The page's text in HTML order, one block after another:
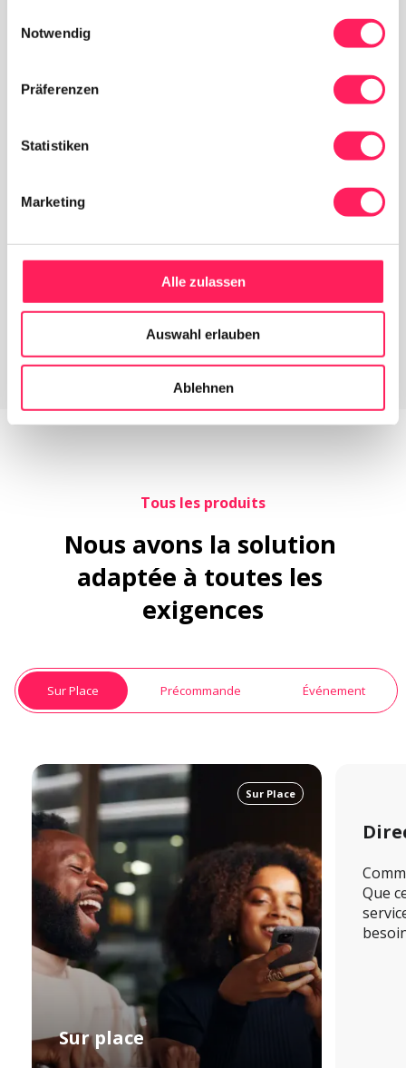
Notwendig
Präferenzen
Statistiken
Marketing
Alle zulassen
Auswahl erlauben
Ablehnen
Tous les produits
Nous avons la solution
adaptée à toutes les
exigences
Sur Place Précommande Événement
Sur Place
Sur place
Que